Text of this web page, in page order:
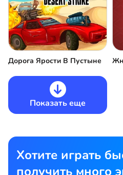
Дорога Ярости В Пустыне
Показать еще
Хотите играть
получить много